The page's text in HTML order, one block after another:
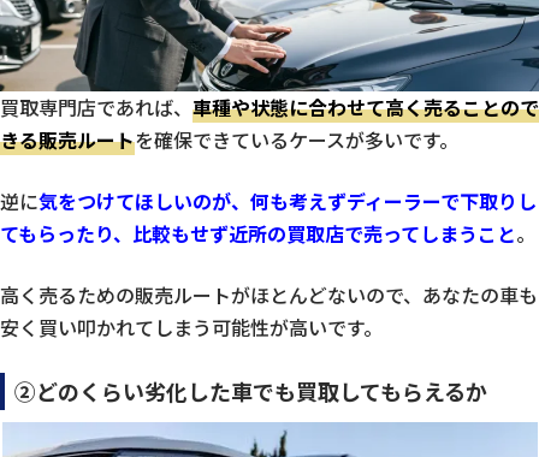
買取専門店であれば、 車種や状態に合わせて高く売ることので
きる販売ルートを確保できているケースが多いです。
逆に気をつけてほしいのが、何も考えずディーラーで下取りし
てもらったり、比較もせず近所の買取店で売ってしまうこと。
高く売るための販売ルートがほとんどないので、あなたの車も
安く買い叩かれてしまう可能性が高いです。
②どのくらい劣化した車でも買取してもらえるか